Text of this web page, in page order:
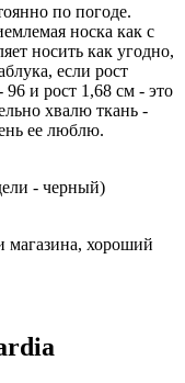
по погоде.
носка как с
носить как угодно,
если рост
и рост 1,68 см - это
хвалю ткань -
ее люблю.
- черный)
магазина, хороший